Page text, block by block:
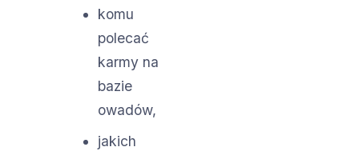
komu
polecać
karmy na
bazie
owadów,
jakich